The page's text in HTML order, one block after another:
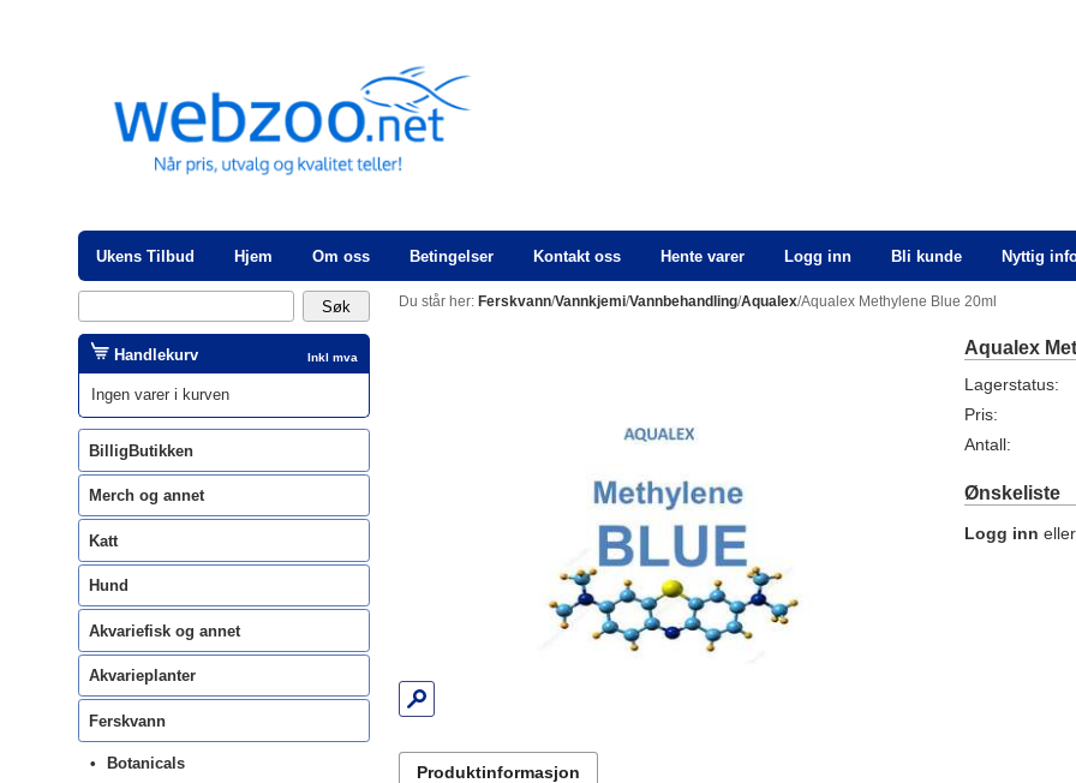
Ukens Tilbud Hjem Om oss Betingelser Kontakt oss Hente varer Logg inn Bli kunde Nyttig
Du står her: Ferskvann/Vannkjemi/Vannbehandling/Aqualex/Aqualex Methylene Blue 20ml
Aqualex
Lagerstatus:
Pris:
Antall:
Ønskeliste
Logg inn
Produktinformasjon
Inkl mva
Handlekurv
Ingen varer i kurven
BilligButikken
Merch og annet
Katt
Hund
Akvariefisk og annet
Akvarieplanter
Ferskvann
Botanicals